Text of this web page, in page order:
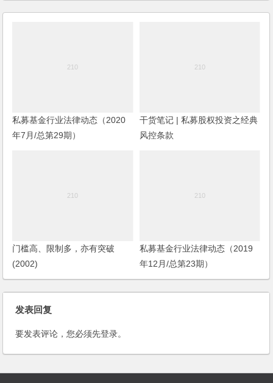
私募基金行业法律动态（2020
年7月/总第29期）
干货笔记 | 私募股权投资之经典
风控条款
门槛高、限制多，亦有突破
(2002)
私募基金行业法律动态（2019
年12月/总第23期）
发表回复
要发表评论，您必须先登录。